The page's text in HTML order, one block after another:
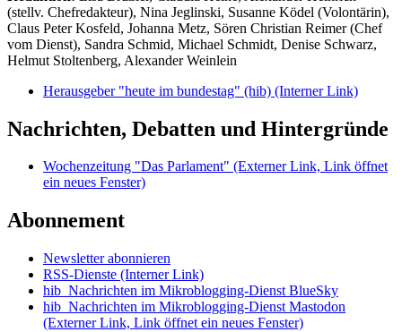
(stellv. Chefredakteur), Nina Jeglinski, Susanne Ködel (Volontärin),
Claus Peter Kosfeld, Johanna Metz, Sören Christian Reimer (Chef
vom Dienst), Sandra Schmid, Michael Schmidt, Denise Schwarz,
Helmut Stoltenberg, Alexander Weinlein
Herausgeber "heute im bundestag" (hib) (Interner Link)
Nachrichten, Debatten und Hintergründe
Wochenzeitung "Das Parlament" (Externer Link, Link öffnet
ein neues Fenster)
Abonnement
Newsletter abonnieren
RSS-Dienste (Interner Link)
hib_Nachrichten im Mikroblogging-Dienst BlueSky
hib_Nachrichten im Mikroblogging-Dienst Mastodon
(Externer Link, Link öffnet ein neues Fenster)